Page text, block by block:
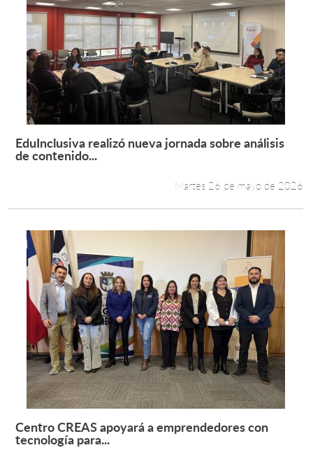
Leer más +
EduInclusiva realizó nueva jornada sobre análisis
de contenido...
Martes 26 de mayo de 2026
Leer más +
Centro CREAS apoyará a emprendedores con
tecnología para...